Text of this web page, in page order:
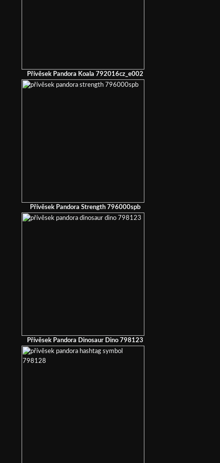
Přívěsek Pandora Koala 792016cz_e002
Přívěsek Pandora Strength 796000spb
Přívěsek Pandora Dinosaur Dino 798123